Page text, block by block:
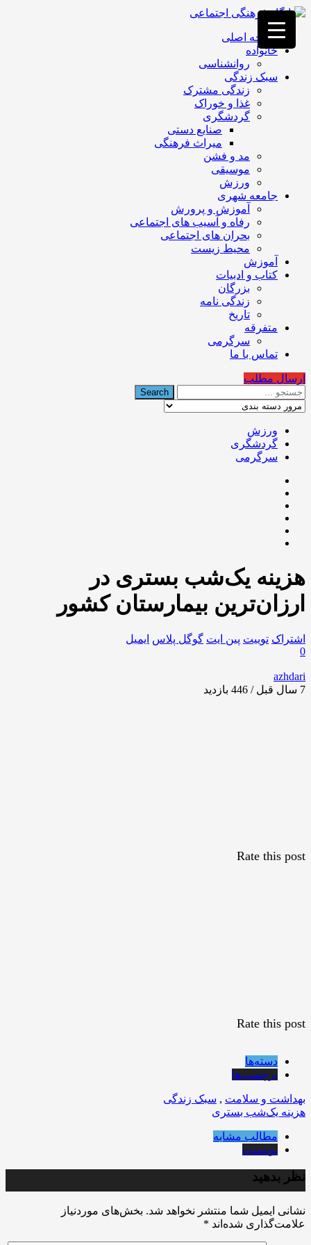
فصد
خون
غرب
تهران
خشکشویی
تصفیه
تهران
صفحه اصلی
خانواده
روانشناسی
سبک زندگی
زندگی مشترک
غذا و خوراک
گردشگری
صنایع دستی
میراث فرهنگی
مد و فشن
موسیقی
ورزش
جامعه شهری
آموزش و پرورش
رفاه و آسیب های اجتماعی
بحران های اجتماعی
محیط زیست
آموزش
کتاب و ادبیات
بزرگان
زندگی نامه
تاریخ
متفرقه
سرگرمی
تماس با ما
ارسال مطلب
ورزش
گردشگری
سرگرمی
هزینه یک‌شب بستری در
ارزان‌ترین بیمارستان کشور
اشتراک توییت پین ایت گوگل‌ پلاس ایمیل
0
azhdari
7 سال قبل / 446
بازدید
Rate this post
Rate this post
دسته‌ها
برچسب‌ها
بهداشت و سلامت , سبک زندگی
هزینه یک‌شب بستری
مطالب مشابه
نویسنده
نظر بدهید
نشانی ایمیل شما منتشر نخواهد شد. بخش‌های موردنیاز
علامت‌گذاری شده‌اند *